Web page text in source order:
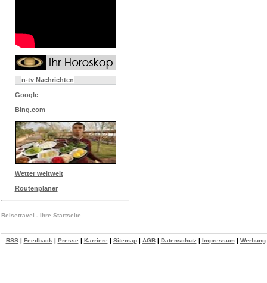
n-tv Nachrichten
Google
Bing.com
Wetter weltweit
Routenplaner
Reisetravel - Ihre Startseite
RSS| Feedback| Presse Karriere Sitemap| AGB| Datenschutz| Impressum| Werbung